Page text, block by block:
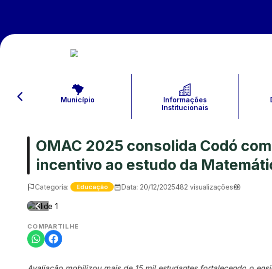
Município
Informações
Institucionais
OMAC 2025 consolida Codó
incentivo ao estudo da
Categoria: Educação Data: 20/12/2025482 visualizações
COMPARTILHE